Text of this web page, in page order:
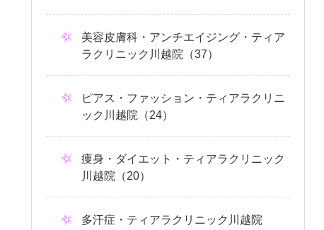
美容皮膚科・アンチエイジング・ティア
ラクリニック川越院（37）
ピアス・ファッション・ティアラクリニ
ック川越院（24）
痩身・ダイエット・ティアラクリニック
川越院（20）
多汗症・ティアラクリニック川越院